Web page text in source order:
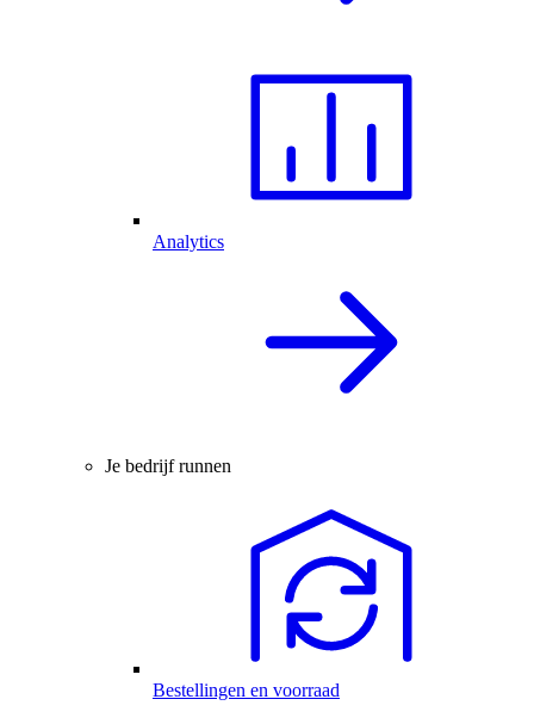
Analytics
Je bedrijf runnen
Bestellingen en voorraad